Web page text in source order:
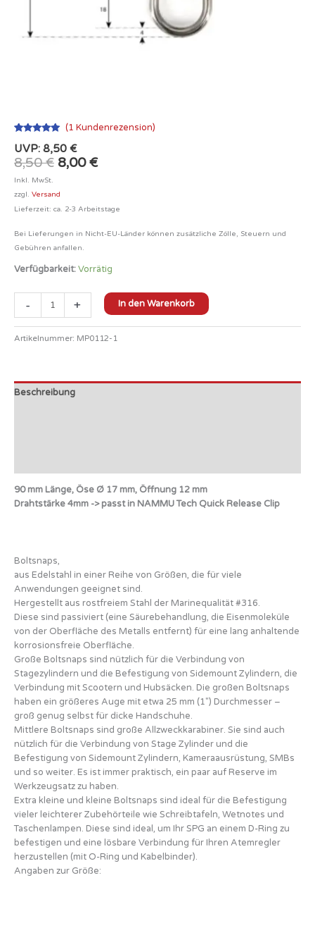
mit5von 5,
basierend
auf
(1 Kundenrezension)
UVP: 8,50 €
8,50€ 8,00€
Inkl. MwSt.
zzgl. Versand
Lieferzeit: ca. 2-3 Arbeitstage
Bei Lieferungen in Nicht-EU-Länder können zusätzliche Zölle, Steuern und
Gebühren anfallen.
Verfügbarkeit:Vorrätig
- + In den Warenkorb
Artikelnummer: MP0112-1
Beschreibung
90 mm Länge, Öse Ø 17 mm, Öffnung 12 mm
Drahtstärke 4mm -> passt in NAMMU Tech Quick Release Clip
Boltsnaps,
aus Edelstahl in einer Reihe von Größen, die für viele
Anwendungen geeignet sind.
Hergestellt aus rostfreiem Stahl der Marinequalität #316.
Diese sind passiviert (eine Säurebehandlung, die Eisenmoleküle
von der Oberfläche des Metalls entfernt) für eine lang anhaltende
korrosionsfreie Oberfläche.
Große Boltsnaps sind nützlich für die Verbindung von
Stagezylindern und die Befestigung von Sidemount Zylindern, die
Verbindung mit Scootern und Hubsäcken. Die großen Boltsnaps
haben ein größeres Auge mit etwa 25 mm (1″) Durchmesser –
groß genug selbst für dicke Handschuhe.
Mittlere Boltsnaps sind große Allzweckkarabiner. Sie sind auch
nützlich für die Verbindung von Stage Zylinder und die
Befestigung von Sidemount Zylindern, Kameraausrüstung, SMBs
und so weiter. Es ist immer praktisch, ein paar auf Reserve im
Werkzeugsatz zu haben.
Extra kleine und kleine Boltsnaps sind ideal für die Befestigung
vieler leichterer Zubehörteile wie Schreibtafeln, Wetnotes und
Taschenlampen. Diese sind ideal, um Ihr SPG an einem D-Ring zu
befestigen und eine lösbare Verbindung für Ihren Atemregler
herzustellen (mit O-Ring und Kabelbinder).
Angaben zur Größe: